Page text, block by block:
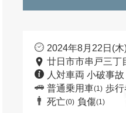
2024年8月22日(
廿日市市串戸三丁
人対車両 小破事故
普通乗用車(1) 歩行
死亡(0) 負傷(1)